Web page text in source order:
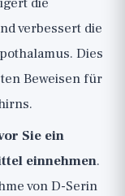
verbessert die
Dies
Beweisen für
Sie ein
einnehmen.
von D-Serin